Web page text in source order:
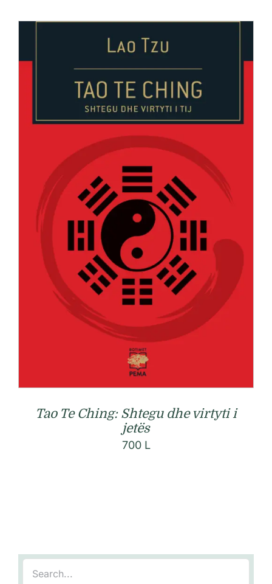
Ditarë
Evente
Blog
Tao Te Ching: Shtegu dhe virtyti i
jetës
700 L